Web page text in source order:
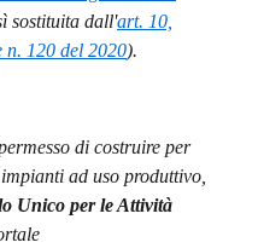
sostituita dall'art. 10,
n. 120 del 2020).
di costruire per
ad uso produttivo,
Unico per le Attività